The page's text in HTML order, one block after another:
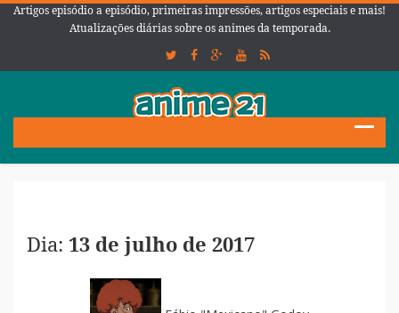
Artigos episódio a episódio, primeiras impressões, artigos especiais e mais!
Atualizações diárias sobre os animes da temporada.
Dia: 13 de julho de 2017